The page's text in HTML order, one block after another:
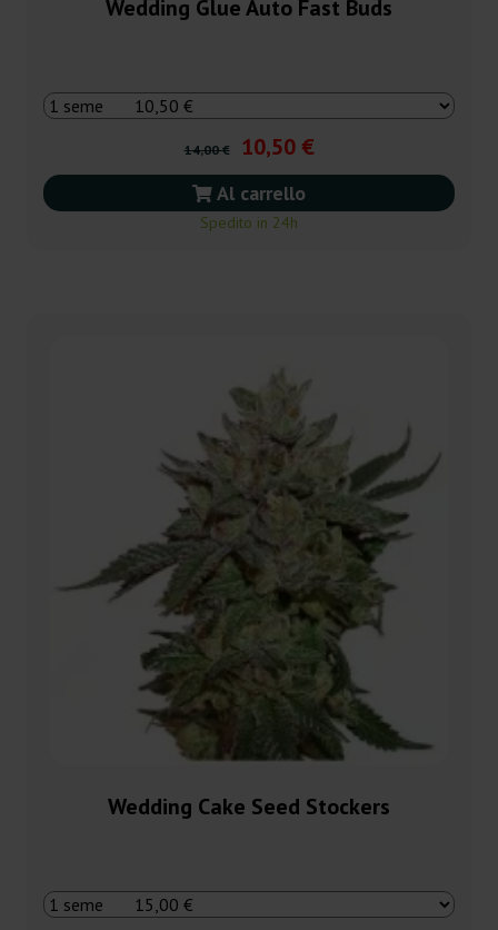
Wedding Glue Auto Fast Buds
14,00 € 10,50 €
Al carrello
Spedito in 24h
Wedding Cake Seed Stockers